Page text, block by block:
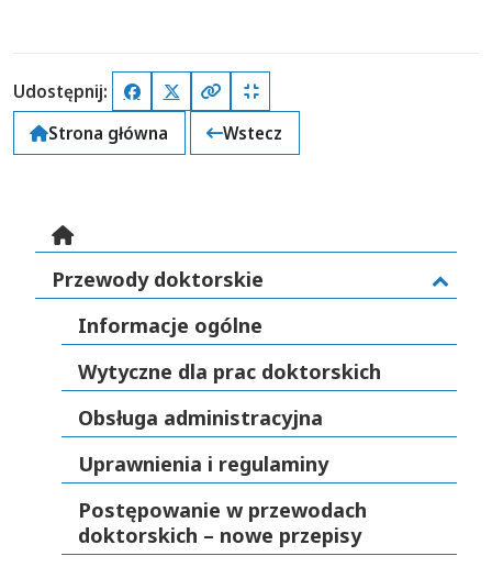
Udostępnij: FacebookX (Twitter)
Kopiuj pełny link
Kopiuj krótki link
Strona główna
Wstecz
home
Przewody doktorskie
Informacje ogólne
Wytyczne dla prac doktorskich
Obsługa administracyjna
Uprawnienia i regulaminy
Postępowanie w przewodach
doktorskich – nowe przepisy